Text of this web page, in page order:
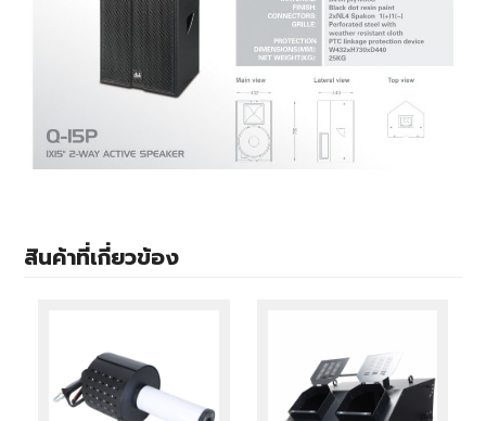
สินค้าที่เกี่ยวข้อง